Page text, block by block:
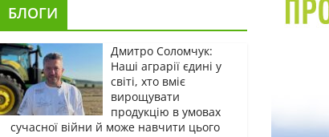
БЛОГИ
Дмитро Соломчук:
Наші аграрії єдині у
світі, хто вміє
вирощувати
продукцію в умовах
сучасної війни й може навчити цього